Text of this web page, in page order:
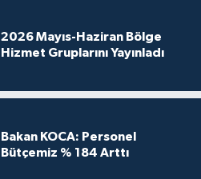
2026 Mayıs-Haziran Bölge
Hizmet Gruplarını Yayınladı
Bakan KOCA: Personel
Bütçemiz % 184 Arttı